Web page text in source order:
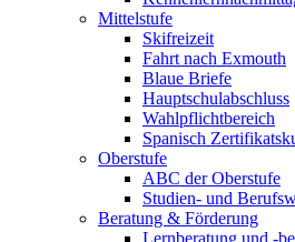
Mittelstufe
Skifreizeit
Fahrt nach Exmouth
Blaue Briefe
Hauptschulabschluss
Wahlpflichtbereich
Spanisch
Oberstufe
ABC der Oberstufe
Studien- und
Beratung & Förderung
Lernberatung und -